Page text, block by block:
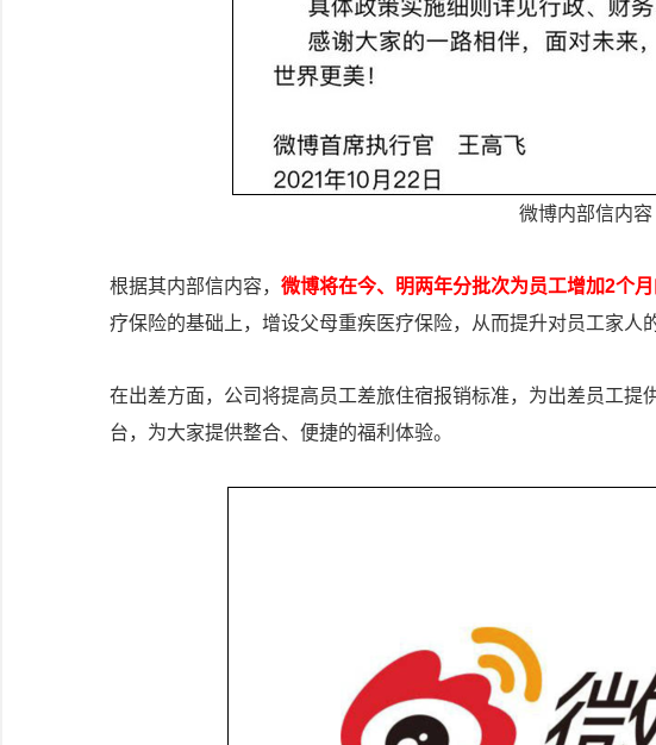
微博内部信内容
根据其内部信内容， 微博将在今、明两年分批次为员工增加2个月
疗保险的基础上，增设父母重疾医疗保险，从而提升对员工家人
在出差方面，公司将提高员工差旅住宿报销标准，为出差员工提
台，为大家提供整合、便捷的福利体验。